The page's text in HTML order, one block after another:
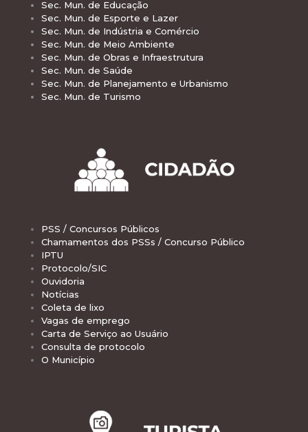
Sec. Mun. de Educação
Sec. Mun. de Esporte e Lazer
Sec. Mun. de Indústria e Comércio
Sec. Mun. de Meio Ambiente
Sec. Mun. de Obras e Infraestrutura
Sec. Mun. de Saúde
Sec. Mun. de Planejamento e Urbanismo
Sec. Mun. de Turismo
PSS / Concursos Públicos
Chamamentos dos PSSs / Concurso Público
IPTU
Protocolo/SIC
Ouvidoria
Notícias
Coleta de lixo
Vagas de emprego
Carta de Serviço ao Usuário
Consulta de protocolo
O Município